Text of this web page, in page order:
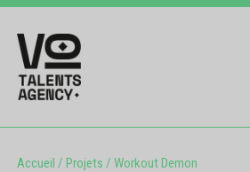
Accueil / Projets / Workout Demon